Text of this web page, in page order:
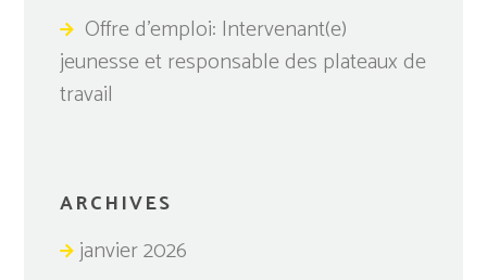
Offre d’emploi: Intervenant(e)
jeunesse et responsable des plateaux de
travail
ARCHIVES
janvier 2026